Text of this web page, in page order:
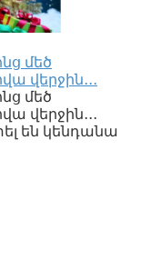
մեծ
վերջին․․․
մեծ
վերջին․․․
են կենդանա